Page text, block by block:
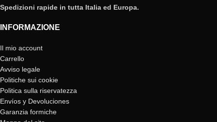
Spedizioni rapide in tutta Italia ed Europa.
INFORMAZIONE
Il mio account
Carrello
Avviso legale
Politiche sui cookie
Politica sulla riservatezza
Envíos y Devoluciones
Garanzia formiche